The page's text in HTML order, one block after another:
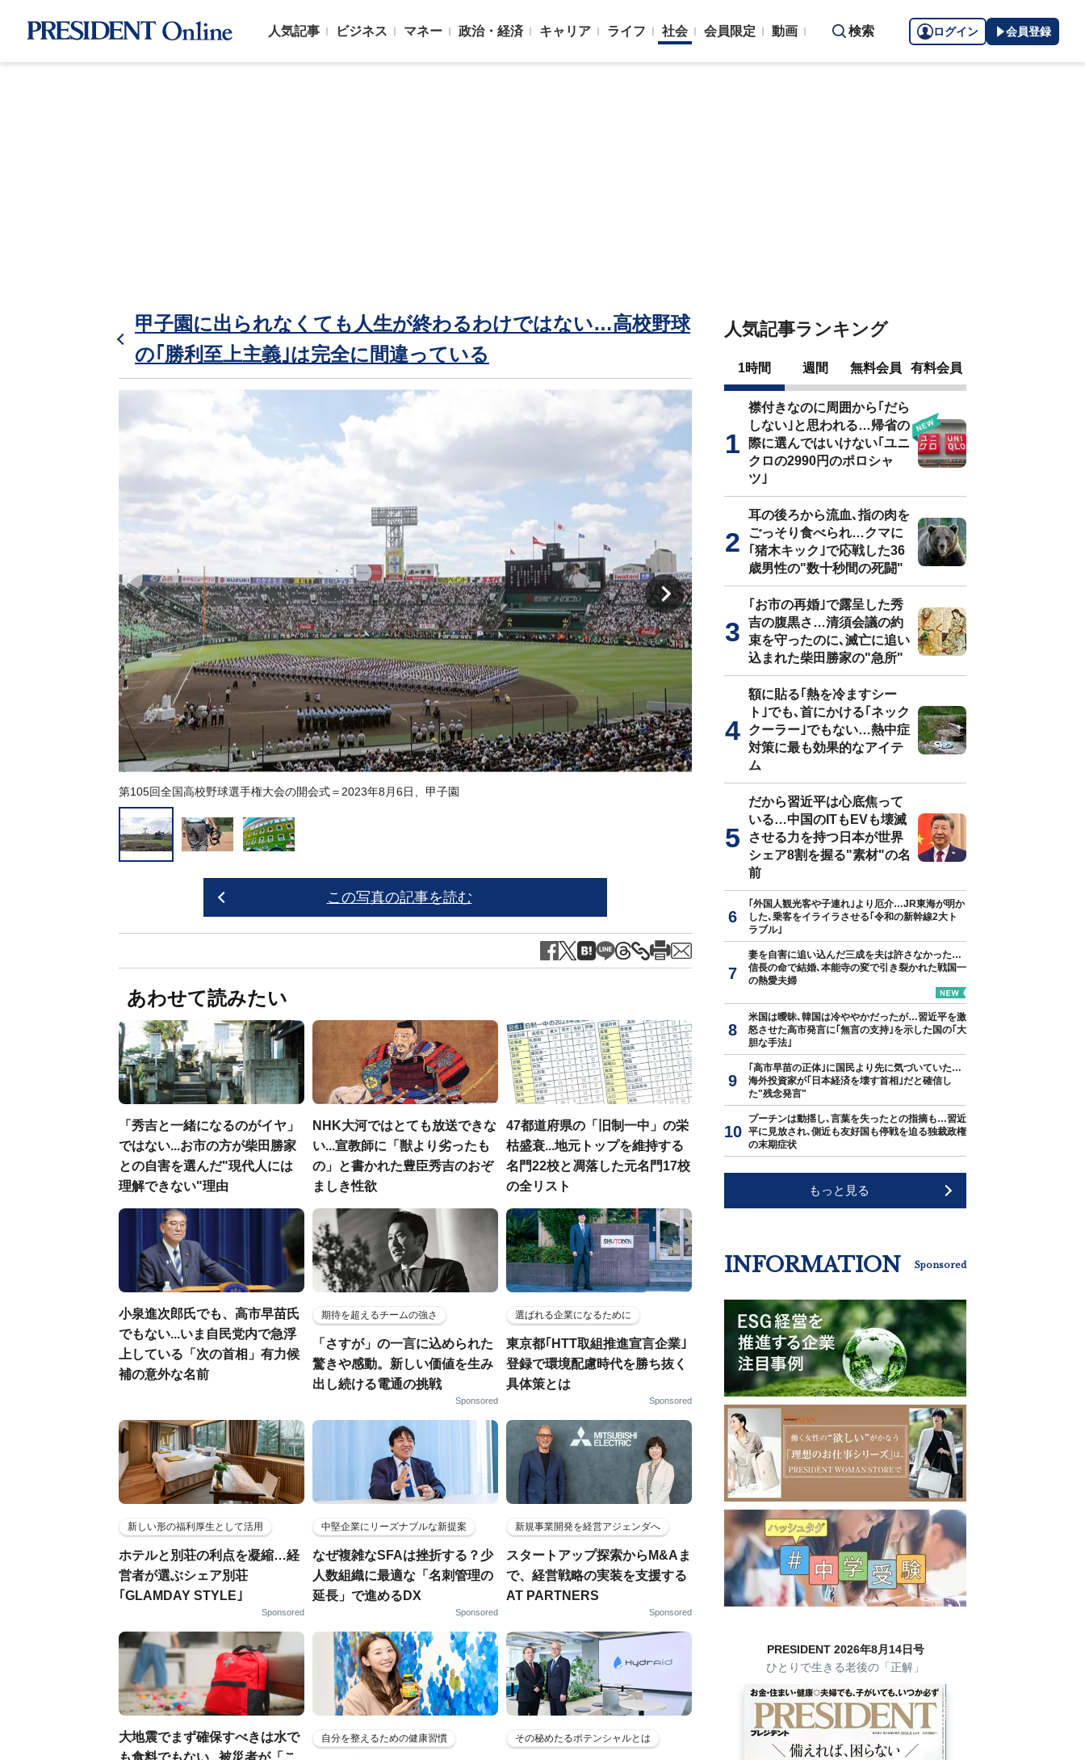
人気記事 ビジネス マネー 政治・経済 キャリア ライフ 社会 会員限定 動画 検索 ログイン 会員登録
甲子園に出られなくても人生が終わるわけではない…高校野球
の｢勝利至上主義｣は完全に間違っている
第105回全国高校野球選手権大会の開会式＝2023年8月6日、甲子園
この写真の記事を読む
あわせて読みたい
「秀吉と一緒になるのがイヤ」
ではない...お市の方が柴田勝家
との自害を選んだ"現代人には
理解できない"理由
NHK大河ではとても放送できな
い...宣教師に「獣より劣ったも
の」と書かれた豊臣秀吉のおぞ
ましき性欲
47都道府県の「旧制一中」の栄
枯盛衰...地元トップを維持する
名門22校と凋落した元名門17校
の全リスト
小泉進次郎氏でも、高市早苗氏
でもない...いま自民党内で急浮
上している「次の首相」有力候
補の意外な名前
期待を超えるチームの強さ
「さすが」の一言に込められた
驚きや感動。新しい価値を生み
出し続ける電通の挑戦
Sponsored
選ばれる企業になるために
東京都｢HTT取組推進宣言企業｣
登録で環境配慮時代を勝ち抜く
具体策とは
Sponsored
新しい形の福利厚生として活用
ホテルと別荘の利点を凝縮…経
営者が選ぶシェア別荘
｢GLAMDAY STYLE｣
Sponsored
中堅企業にリーズナブルな新提案
なぜ複雑なSFAは挫折する？少
人数組織に最適な「名刺管理の
延長」で進めるDX
Sponsored
新規事業開発を経営アジェンダへ
スタートアップ探索からM&Aま
で、経営戦略の実装を支援する
AT PARTNERS
Sponsored
大地震でまず確保すべきは水で
も食料でもない...被災者が「こ
自分を整えるための健康習慣 その秘めたるポテンシャルとは
人気記事ランキング
1時間 週間 無料会員 有料会員
襟付きなのに周囲から｢だら
しない｣と思われる…帰省の
際に選んではいけない｢ユニ
クロの2990円のポロシャ
ツ｣
耳の後ろから流血､指の肉を
ごっそり食べられ…クマに
｢猪木キック｣で応戦した36
歳男性の"数十秒間の死闘"
｢お市の再婚｣で露呈した秀
吉の腹黒さ…清須会議の約
束を守ったのに､滅亡に追い
込まれた柴田勝家の"急所"
額に貼る｢熱を冷ますシー
ト｣でも､首にかける｢ネック
クーラー｣でもない…熱中症
対策に最も効果的なアイテ
ム
だから習近平は心底焦って
いる…中国のITもEVも壊滅
させる力を持つ日本が世界
シェア8割を握る"素材"の名
前
｢外国人観光客や子連れ｣より厄介…JR東海が明か
した､乗客をイライラさせる｢令和の新幹線2大ト
ラブル｣
妻を自害に追い込んだ三成を夫は許さなかった…
信長の命で結婚､本能寺の変で引き裂かれた戦国一
の熱愛夫婦
米国は曖昧､韓国は冷ややかだったが…習近平を激
怒させた高市発言に｢無言の支持｣を示した国の｢大
胆な手法｣
｢高市早苗の正体｣に国民より先に気づいていた…
海外投資家が｢日本経済を壊す首相｣だと確信し
た"残念発言"
プーチンは動揺し､言葉を失ったとの指摘も…習近
平に見放され､側近も友好国も停戦を迫る独裁政権
の末期症状
もっと見る
INFORMATION Sponsored
PRESIDENT 2026年8月14日号
ひとりで生きる老後の「正解」